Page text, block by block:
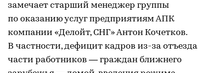
замечает старший менеджер группы
по оказанию услуг предприятиям АПК
компании «Делойт, СНГ» Антон Кочетков.
В частности, дефицит кадров из-за отъезда
части работников — граждан ближнего